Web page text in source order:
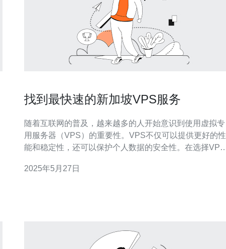
找到最快速的新加坡VPS服务
随着互联网的普及，越来越多的人开始意识到使用虚拟专
用服务器（VPS）的重要性。VPS不仅可以提供更好的性
能和稳定性，还可以保护个人数据的安全性。在选择VPS
如何找到最快速的新加坡VPS服务。 新加坡作为一个互联
2025年5月27日